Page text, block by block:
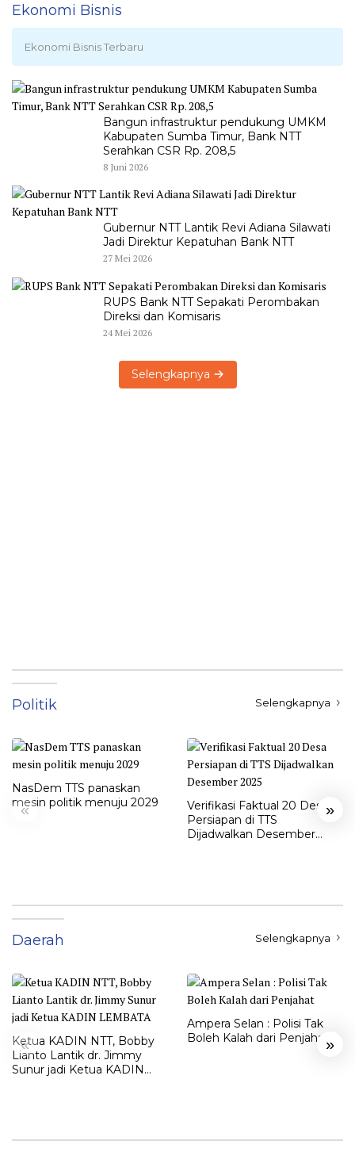
Ekonomi Bisnis
Ekonomi Bisnis Terbaru
Bangun infrastruktur pendukung UMKM
Kabupaten Sumba Timur, Bank NTT
Serahkan CSR Rp. 208,5
8 Juni 2026
Gubernur NTT Lantik Revi Adiana Silawati
Jadi Direktur Kepatuhan Bank NTT
27 Mei 2026
RUPS Bank NTT Sepakati Perombakan
Direksi dan Komisaris
24 Mei 2026
Selengkapnya
Politik Selengkapnya
« »
NasDem TTS panaskan
mesin politik menuju 2029
Verifikasi Faktual 20 Desa
Persiapan di TTS
Dijadwalkan Desember
Daerah Selengkapnya
« »
Ketua KADIN NTT, Bobby
Lianto Lantik dr. Jimmy
Sunur jadi Ketua KADIN
Ampera Selan : Polisi Tak
Boleh Kalah dari Penjahat